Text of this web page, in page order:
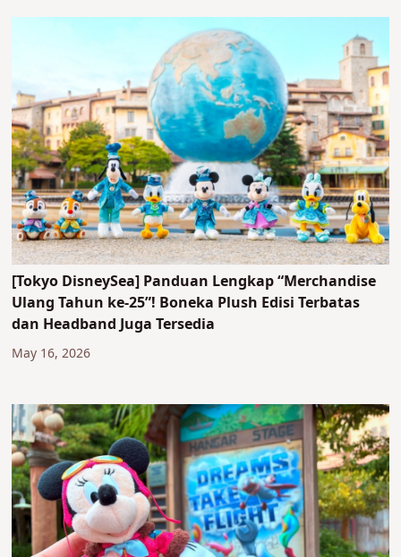
[Tokyo DisneySea] Panduan Lengkap “Merchandise
Ulang Tahun ke-25”! Boneka Plush Edisi Terbatas
dan Headband Juga Tersedia
May 16, 2026